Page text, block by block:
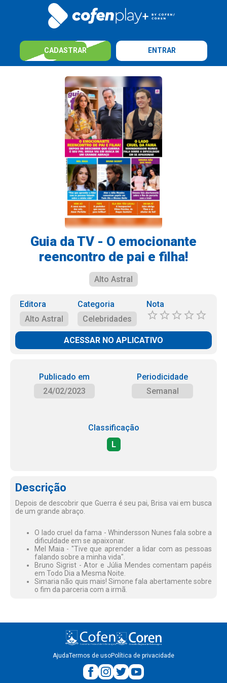
CADASTRAR ENTRAR
Guia da TV - O emocionante
reencontro de pai e filha!
Alto Astral
Editora
Alto Astral
Categoria
Celebridades
Nota
ACESSAR NO APLICATIVO
Publicado em
24/02/2023
Periodicidade
Semanal
Classificação
L
Descrição
Depois de descobrir que Guerra é seu pai, Brisa vai em busca
de um grande abraço.
O lado cruel da fama - Whindersson Nunes fala sobre a
dificuldade em se apaixonar.
Mel Maia - "Tive que aprender a lidar com as pessoas
falando sobre a minha vida".
Bruno Sigrist - Ator e Júlia Mendes comentam papéis
em Todo Dia a Mesma Noite.
Simaria não quis mais! Simone fala abertamente sobre
o fim da parceria com a irmã.
AjudaTermos de usoPolítica de privacidade